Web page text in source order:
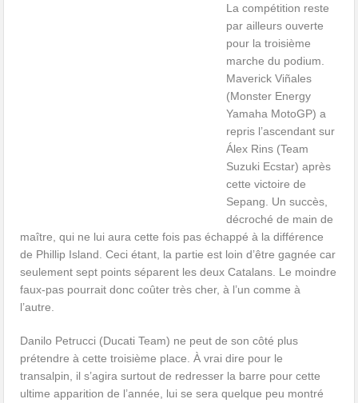
La compétition reste
par ailleurs ouverte
pour la troisième
marche du podium.
Maverick Viñales
(Monster Energy
Yamaha MotoGP) a
repris l’ascendant sur
Álex Rins (Team
Suzuki Ecstar) après
cette victoire de
Sepang. Un succès,
décroché de main de
maître, qui ne lui aura cette fois pas échappé à la différence
de Phillip Island. Ceci étant, la partie est loin d’être gagnée car
seulement sept points séparent les deux Catalans. Le moindre
faux-pas pourrait donc coûter très cher, à l’un comme à
l’autre.
Danilo Petrucci (Ducati Team) ne peut de son côté plus
prétendre à cette troisième place. À vrai dire pour le
transalpin, il s’agira surtout de redresser la barre pour cette
ultime apparition de l’année, lui se sera quelque peu montré